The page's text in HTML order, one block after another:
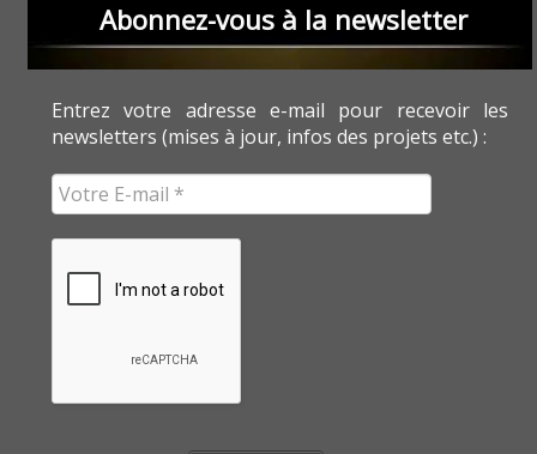
Abonnez-vous à la newsletter
Entrez votre adresse e-mail pour recevoir les
newsletters (mises à jour, infos des projets etc.) :